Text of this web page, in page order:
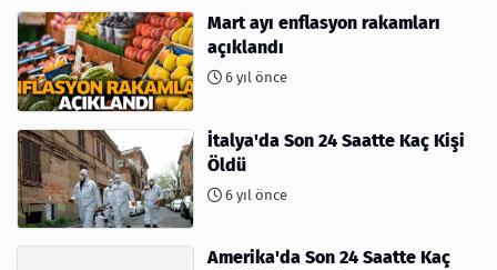
Mart ayı enflasyon rakamları
açıklandı
6 yıl önce
İtalya'da Son 24 Saatte Kaç Kişi
Öldü
6 yıl önce
Amerika'da Son 24 Saatte Kaç